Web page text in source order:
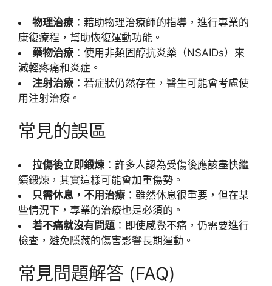
物理治療：藉助物理治療師的指導，進行專業的
康復療程，幫助恢復運動功能。
藥物治療：使用非類固醇抗炎藥（NSAIDs）來
減輕疼痛和炎症。
注射治療：若症狀仍然存在，醫生可能會考慮使
用注射治療。
常見的誤區
拉傷後立即鍛煉 ：許多人認為受傷後應該盡快繼
續鍛煉，其實這樣可能會加重傷勢。
只需休息，不用治療：雖然休息很重要，但在某
些情況下，專業的治療也是必須的。
若不痛就沒有問題 ：即使感覺不痛，仍需要進行
檢查，避免隱藏的傷害影響長期運動。
常見問題解答 (FAQ)